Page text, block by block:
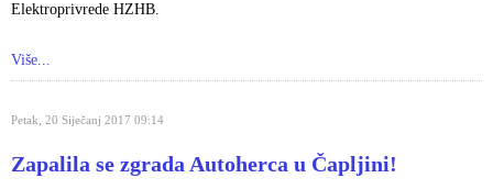
Elektroprivrede HZHB.
Više...
Petak, 20 Siječanj 2017 09:14
Zapalila se zgrada Autoherca u Čapljini!